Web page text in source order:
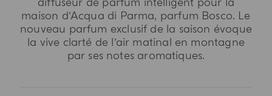
maison d’Acqua di Parma, parfum Bosco. Le
nouveau parfum exclusif de la saison évoque
la vive clarté de l’air matinal en montagne
par ses notes aromatiques.